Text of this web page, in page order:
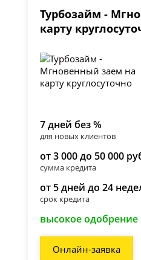
Турбозайм -
карту
7 дней без %
для новых клиентов
от 3 000 до 50 000
сумма кредита
от 5 дней до 24
срок кредита
высокое одобрение
Онлайн-заявка